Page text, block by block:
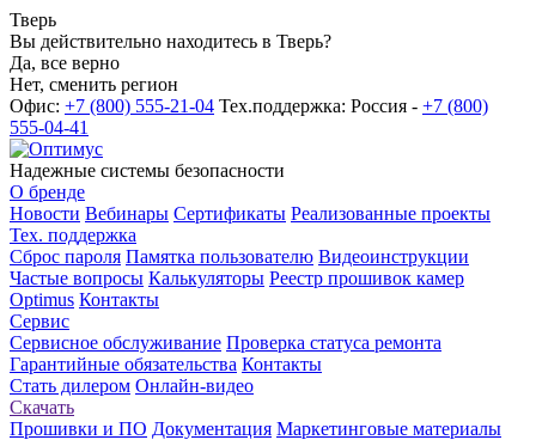
Тверь
Вы действительно находитесь в Тверь?
Да, все верно
Нет, сменить регион
Офис: +7 (800) 555-21-04 Тех.поддержка: Россия - +7 (800)
555-04-41
Надежные системы безопасности
О бренде
Новости Вебинары Сертификаты Реализованные проекты
Тех. поддержка
Сброс пароля Памятка пользователю Видеоинструкции
Частые вопросы Калькуляторы Реестр прошивок камер
Optimus Контакты
Сервис
Сервисное обслуживание Проверка статуса ремонта
Гарантийные обязательства Контакты
Стать дилером Онлайн-видео
Скачать
Прошивки и ПО Документация Маркетинговые материалы